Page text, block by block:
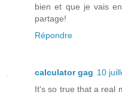
bien et que je vais
partage!
Répondre
calculator gag 10
It's so true that a real